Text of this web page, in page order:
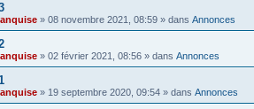
» 08 novembre 2021, 08:59 » dans Annonces
» 02 février 2021, 08:56 » dans Annonces
» 19 septembre 2020, 09:54 » dans Annonces